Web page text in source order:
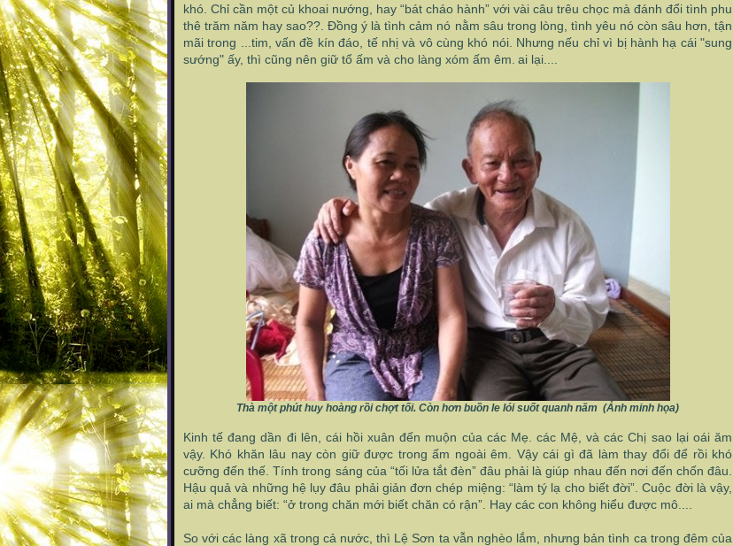
khó. Chỉ cần một củ khoai nướng, hay “bát cháo hành” với vài câu trêu chọc mà đánh đổi tình phu
thê trăm năm hay sao??. Đồng ý là tình cảm nó nằm sâu trong lòng, tình yêu nó còn sâu hơn, tận
mãi trong ...tim, vấn đề kín đáo, tế nhị và vô cùng khó nói. Nhưng nếu chỉ vì bị hành hạ cái "sung
sướng" ấy, thì cũng nên giữ tổ ấm và cho làng xóm ấm êm. ai lại....
Thà một phút huy hoàng rồi chợt tối. Còn hơn buồn le lói suốt quanh năm (Ảnh minh họa)
Kinh tế đang dần đi lên, cái hồi xuân đến muộn của các Mẹ. các Mệ, và các Chị sao lại oái ăm
vậy. Khó khăn lâu nay còn giữ được trong ấm ngoài êm. Vậy cái gì đã làm thay đổi để rồi khó
cưỡng đến thế. Tính trong sáng của “tối lửa tắt đèn” đâu phải là giúp nhau đến nơi đến chốn đâu.
Hậu quả và những hệ lụy đâu phải giản đơn chép miệng: “làm tý lạ cho biết đời”. Cuộc đời là vậy,
ai mà chẳng biết: “ở trong chăn mới biết chăn có rận”. Hay các con không hiểu được mô....
So với các làng xã trong cả nước, thì Lệ Sơn ta vẫn nghèo lắm, nhưng bản tình ca trong đêm của